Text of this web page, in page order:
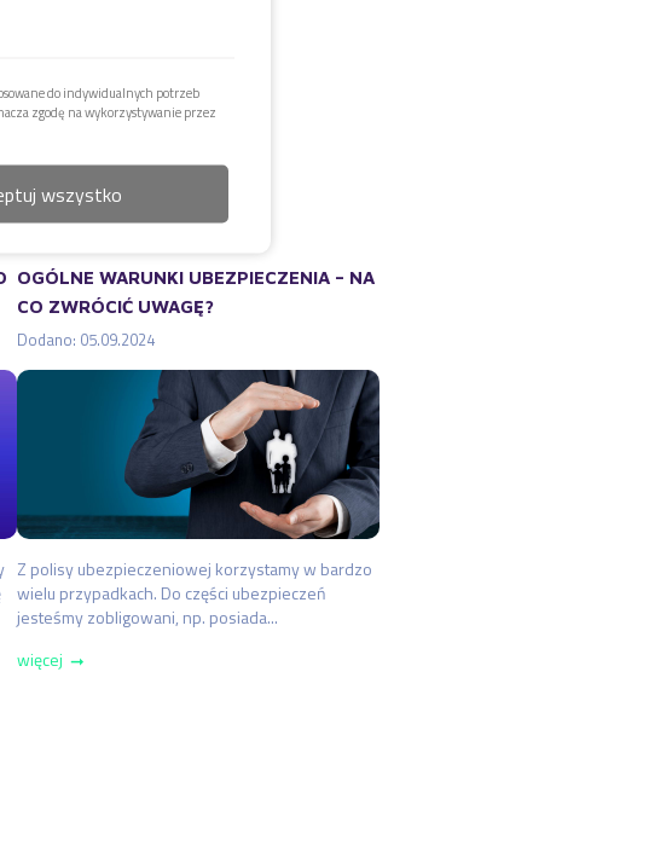
OGÓLNE WARUNKI UBEZPIECZENIA – NA
CO ZWRÓCIĆ UWAGĘ?
Dodano: 05.09.2024
Z polisy ubezpieczeniowej korzystamy w bardzo
wielu przypadkach. Do części ubezpieczeń
jesteśmy zobligowani, np. posiada...
więcej ➞
do indywidualnych potrzeb
zgodę na wykorzystywanie przez
wszystko